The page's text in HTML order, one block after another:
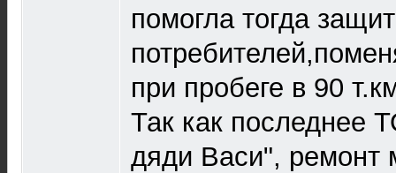
помогла тогда
при пробеге в 90
Так как последнее
дяди Васи", ремонт